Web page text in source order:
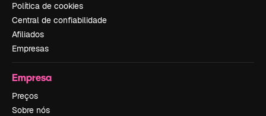
Política de cookies
Central de confiabilidade
Afiliados
Empresas
Empresa
Preços
Sobre nós